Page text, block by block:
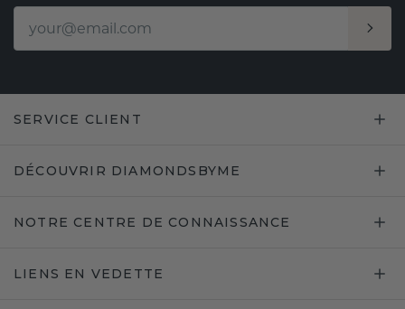
SERVICE CLIENT
DÉCOUVRIR DIAMONDSBYME
NOTRE CENTRE DE CONNAISSANCE
LIENS EN VEDETTE